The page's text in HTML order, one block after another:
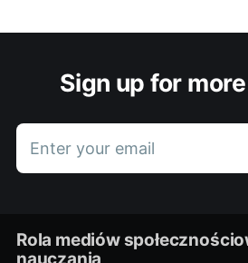
Sign up for
Enter your email
Rola mediów